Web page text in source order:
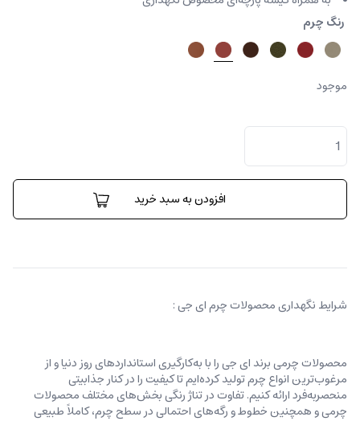
رنگ چرم
موجود
کیف
دستی
فنسی
بامبو
افزودن به سبد خرید
شرایط نگهداری محصولات چرم ای جی :
محصولات چرمی برند ای جی را با به‌کارگیری استانداردهای روز دنیا و از
مرغوب‌ترین انواع چرم تولید کرده‌ایم تا کیفیت را در کنار جذابیتی
منحصربه‌فرد ارائه کنیم. تفاوت در تناژ رنگی بخش‌های مختلف محصولات
چرمی و همچنین خطوط و رگه‌‌های احتمالی در سطح چرم، کاملاً طبیعی